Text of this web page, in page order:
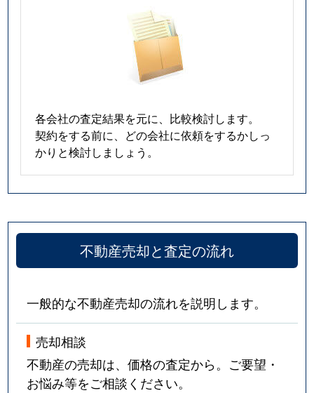
各会社の査定結果を元に、比較検討します。
契約をする前に、どの会社に依頼をするかしっ
かりと検討しましょう。
不動産売却と査定の流れ
一般的な不動産売却の流れを説明します。
売却相談
不動産の売却は、価格の査定から。ご要望・
お悩み等をご相談ください。